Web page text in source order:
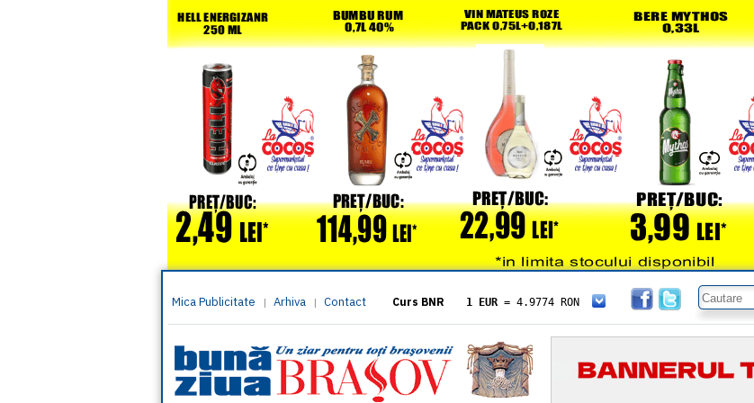
Mica Publicitate | Arhiva | Contact Curs BNR 1 EUR = 4.9774 RON
= 5.8304 RON
1 XAU= 464.4611 RON
1 AED= 1.1933 RON
1 AUD= 2.7957 RON
1 BGN= 2.5449 RON